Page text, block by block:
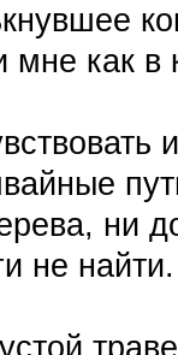
мне как в
ни
не найти.